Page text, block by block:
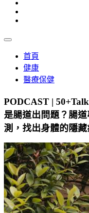
首頁
健康
醫療保健
PODCAST |
是腸道出問題？腸
測，找出身體的隱